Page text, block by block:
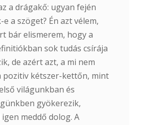
a drágakő: ugyan fején
a szöget? Én azt vélem,
bár elismerem, hogy a
sok tudás csírája
de azért azt, a mi nem
pozitiv kétszer-kettőn, mint
világunkban és
gyökerezik,
meddő dolog. A